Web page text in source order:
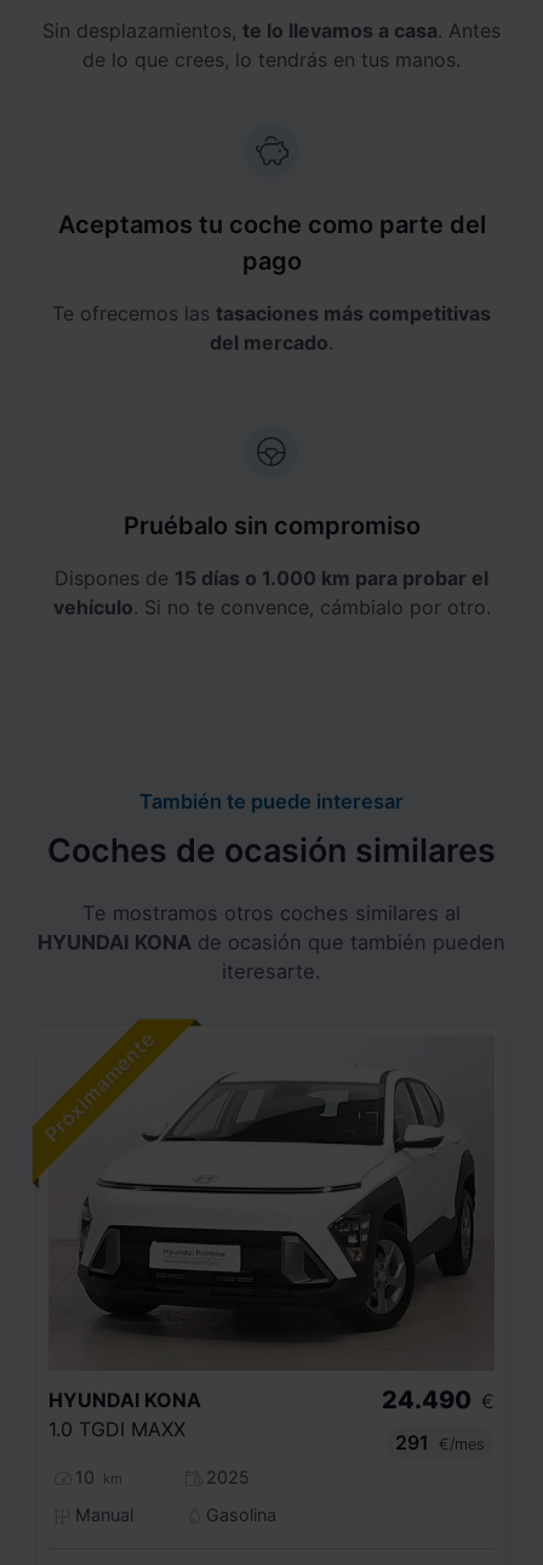
Sin desplazamientos, te lo llevamos a casa. Antes
de lo que crees, lo tendrás en tus manos.
Aceptamos tu coche como parte del
pago
Te ofrecemos las tasaciones más competitivas
del mercado.
Pruébalo sin compromiso
Dispones de 15 días o 1.000 km para probar el
vehículo. Si no te convence, cámbialo por otro.
También te puede interesar
Coches de ocasión similares
Te mostramos otros coches similares al
HYUNDAI KONA de ocasión que también pueden
iteresarte.
HYUNDAI KONA
1.0 TGDI MAXX
10 km
2025
Manual
Gasolina
24.490 €
291
€/mes